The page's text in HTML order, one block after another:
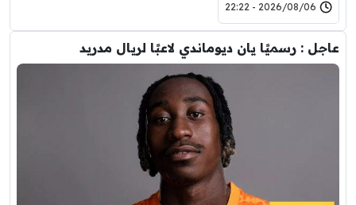
2026/08/06 - 22:22
عاجل : رسميًا يان ديوماندي لاعبًا لريال مدريد